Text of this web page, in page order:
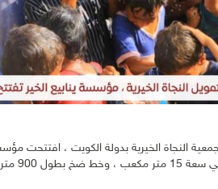
العام الإنساني الجديد 2023 ، بتمويل جمعية النجاة الخيرية
- محافظة تعز.